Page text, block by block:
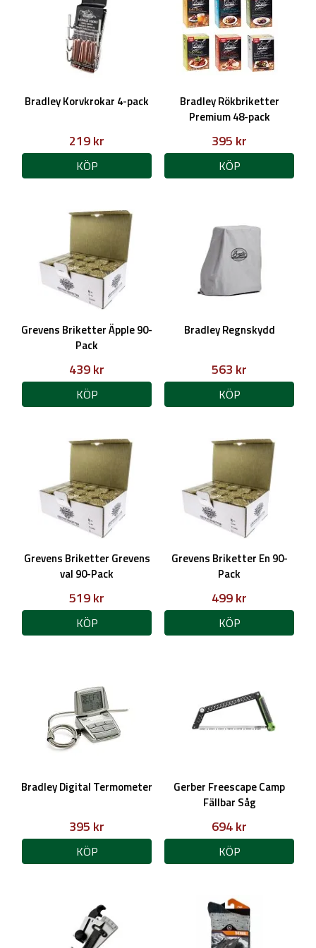
Bradley Korvkrokar 4-pack
219 kr
KÖP
Bradley Rökbriketter
Premium 48-pack
395 kr
KÖP
Grevens Briketter Äpple 90-
Pack
439 kr
KÖP
Bradley Regnskydd
563 kr
KÖP
Grevens Briketter Grevens
val 90-Pack
519 kr
KÖP
Grevens Briketter En 90-
Pack
499 kr
KÖP
Bradley Digital Termometer
395 kr
KÖP
Gerber Freescape Camp
Fällbar Såg
694 kr
KÖP